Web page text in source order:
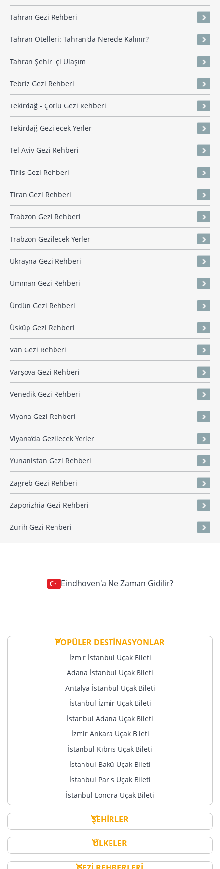
Tahran Gezi Rehberi
Tahran Otelleri: Tahran'da Nerede Kalınır?
Tahran Şehir İçi Ulaşım
Tebriz Gezi Rehberi
Tekirdağ - Çorlu Gezi Rehberi
Tekirdağ Gezilecek Yerler
Tel Aviv Gezi Rehberi
Tiflis Gezi Rehberi
Tiran Gezi Rehberi
Trabzon Gezi Rehberi
Trabzon Gezilecek Yerler
Ukrayna Gezi Rehberi
Umman Gezi Rehberi
Ürdün Gezi Rehberi
Üsküp Gezi Rehberi
Van Gezi Rehberi
Varşova Gezi Rehberi
Venedik Gezi Rehberi
Viyana Gezi Rehberi
Viyana’da Gezilecek Yerler
Yunanistan Gezi Rehberi
Zagreb Gezi Rehberi
Zaporizhia Gezi Rehberi
Zürih Gezi Rehberi
Eindhoven'a Ne Zaman Gidilir?
POPÜLER DESTİNASYONLAR
İzmir İstanbul Uçak Bileti
Adana İstanbul Uçak Bileti
Antalya İstanbul Uçak Bileti
İstanbul İzmir Uçak Bileti
İstanbul Adana Uçak Bileti
İzmir Ankara Uçak Bileti
İstanbul Kıbrıs Uçak Bileti
İstanbul Bakü Uçak Bileti
İstanbul Paris Uçak Bileti
İstanbul Londra Uçak Bileti
ŞEHİRLER
ÜLKELER